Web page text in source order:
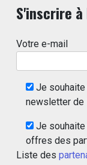
S'inscrire
Votre e-mail
Je
newsletter de
Je
offres des
Liste des